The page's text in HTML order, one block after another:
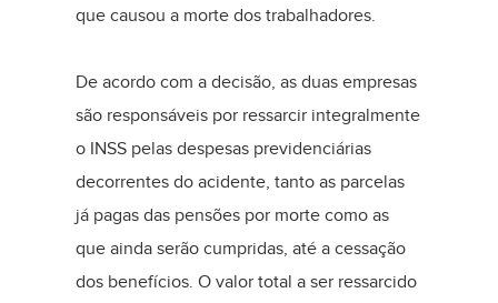
que causou a morte dos trabalhadores.
De acordo com a decisão, as duas empresas
são responsáveis por ressarcir integralmente
o INSS pelas despesas previdenciárias
decorrentes do acidente, tanto as parcelas
já pagas das pensões por morte como as
que ainda serão cumpridas, até a cessação
dos benefícios. O valor total a ser ressarcido